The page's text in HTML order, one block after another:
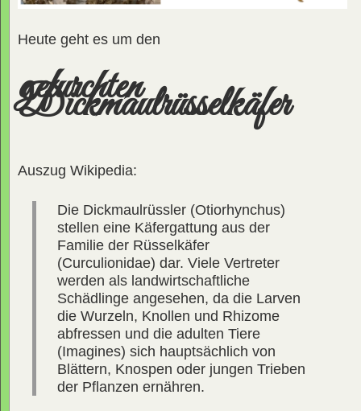
Heute geht es um den
gefurchten
Dickmaulrüsselkäfer
Auszug Wikipedia:
Die Dickmaulrüssler (Otiorhynchus)
stellen eine Käfergattung aus der
Familie der Rüsselkäfer
(Curculionidae) dar. Viele Vertreter
werden als landwirtschaftliche
Schädlinge angesehen, da die Larven
die Wurzeln, Knollen und Rhizome
abfressen und die adulten Tiere
(Imagines) sich hauptsächlich von
Blättern, Knospen oder jungen Trieben
der Pflanzen ernähren.